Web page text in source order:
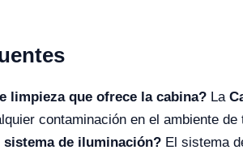
limpieza que ofrece la cabina? La
contaminación en el ambiente de
de iluminación? El sistema